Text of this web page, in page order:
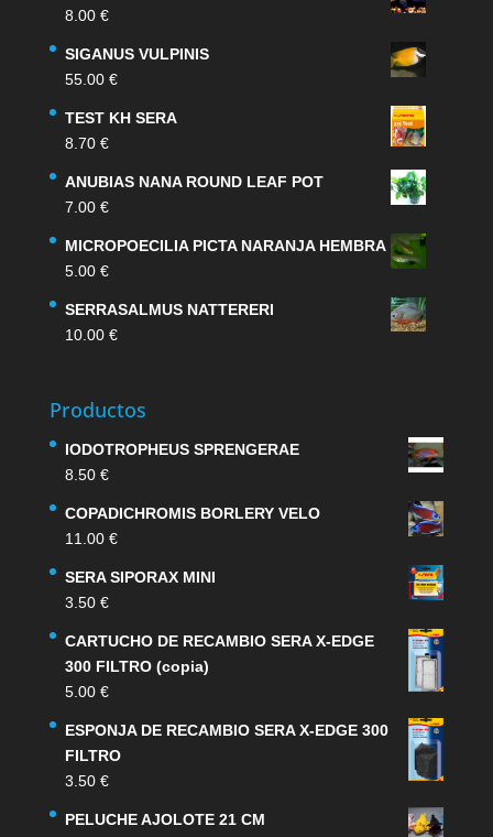
8.00 €
SIGANUS VULPINIS
55.00 €
TEST KH SERA
8.70 €
ANUBIAS NANA ROUND LEAF POT
7.00 €
MICROPOECILIA PICTA NARANJA HEMBRA
5.00 €
SERRASALMUS NATTERERI
10.00 €
Productos
IODOTROPHEUS SPRENGERAE
8.50 €
COPADICHROMIS BORLERY VELO
11.00 €
SERA SIPORAX MINI
3.50 €
CARTUCHO DE RECAMBIO SERA X-EDGE
300 FILTRO (copia)
5.00 €
ESPONJA DE RECAMBIO SERA X-EDGE 300
FILTRO
3.50 €
PELUCHE AJOLOTE 21 CM